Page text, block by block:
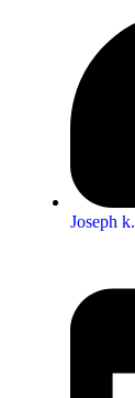
Joseph k.